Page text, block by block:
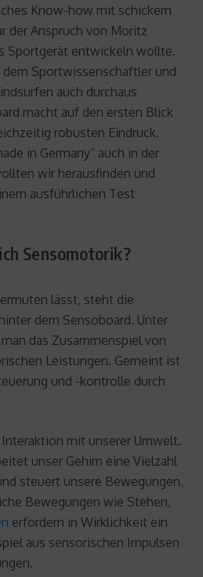
Know-how mit schickem
der Anspruch von Moritz
Sportgerät entwickeln wollte.
Sportwissenschaftler und
auch durchaus
macht auf den ersten Blick
robusten Eindruck.
in Germany“ auch in der
wir herausfinden und
ausführlichen Test
Sensomotorik?
lässt, steht die
dem Sensoboard. Unter
das Zusammenspiel von
Leistungen. Gemeint ist
und -kontrolle durch
mit unserer Umwelt.
unser Gehirn eine Vielzahl
steuert unsere Bewegungen.
Bewegungen wie Stehen,
erfordern in Wirklichkeit ein
aus sensorischen Impulsen